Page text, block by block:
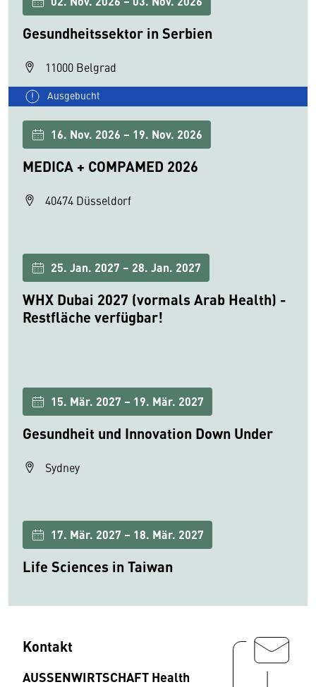
Gesundheitssektor in Serbien
11000 Belgrad
Ausgebucht
16. Nov. 2026 – 19. Nov. 2026
MEDICA + COMPAMED 2026
40474 Düsseldorf
25. Jan. 2027 – 28. Jan. 2027
WHX Dubai 2027 (vormals Arab Health) -
Restfläche verfügbar!
15. Mär. 2027 – 19. Mär. 2027
Gesundheit und Innovation Down Under
Sydney
17. Mär. 2027 – 18. Mär. 2027
Life Sciences in Taiwan
Kontakt
AUSSENWIRTSCHAFT Health